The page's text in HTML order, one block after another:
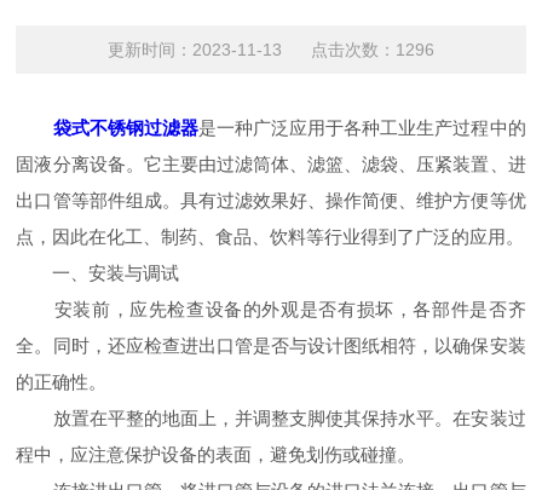
更新时间：2023-11-13 点击次数：1296
袋式不锈钢过滤器是一种广泛应用于各种工业生产过程中的
固液分离设备。它主要由过滤筒体、滤篮、滤袋、压紧装置、进
出口管等部件组成。具有过滤效果好、操作简便、维护方便等优
点，因此在化工、制药、食品、饮料等行业得到了广泛的应用。
一、安装与调试
安装前，应先检查设备的外观是否有损坏，各部件是否齐
全。同时，还应检查进出口管是否与设计图纸相符，以确保安装
的正确性。
放置在平整的地面上，并调整支脚使其保持水平。在安装过
程中，应注意保护设备的表面，避免划伤或碰撞。